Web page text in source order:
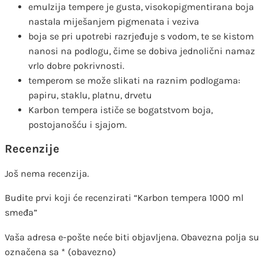
emulzija tempere je gusta, visokopigmentirana boja
nastala miješanjem pigmenata i veziva
boja se pri upotrebi razrjeđuje s vodom, te se kistom
nanosi na podlogu, čime se dobiva jednolični namaz
vrlo dobre pokrivnosti.
temperom se može slikati na raznim podlogama:
papiru, staklu, platnu, drvetu
Karbon tempera ističe se bogatstvom boja,
postojanošću i sjajom.
Recenzije
Još nema recenzija.
Budite prvi koji će recenzirati “Karbon tempera 1000 ml
smeđa”
Vaša adresa e-pošte neće biti objavljena. Obavezna polja su
označena sa * (obavezno)